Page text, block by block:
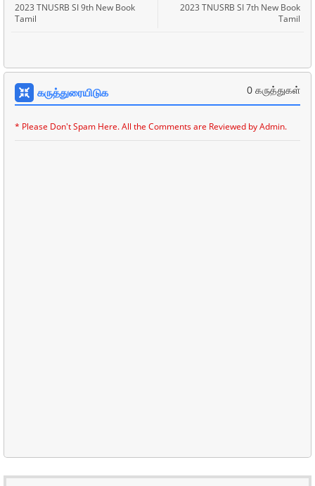
2023 TNUSRB SI 7th New Book
Tamil
2023 TNUSRB SI 9th New Book
Tamil
கருத்துரையிடுக 0 கருத்துகள்
* Please Don't Spam Here. All the Comments are Reviewed by Admin.